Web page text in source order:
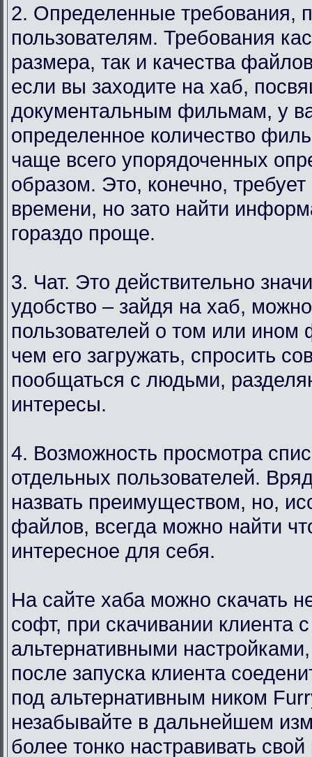
2. Определенные требования,
пользователям. Требования
размера, так и качества
если вы заходите на хаб,
документальным фильмам, у
определенное количество
чаще всего упорядоченных
образом. Это, конечно, требует
времени, но зато найти
гораздо проще.
3. Чат. Это действительно
удобство – зайдя на хаб,
пользователей о том или
чем его загружать, спросить
пообщаться с людьми,
интересы.
4. Возможность просмотра
отдельных пользователей.
назвать преимуществом, но,
файлов, всегда можно найти
интересное для себя.
На сайте хаба можно скачать
софт, при скачивании клиента с
альтернативными
после запуска клиента
под альтернативным ником
незабывайте в дальнейшем
более тонко настравивать свой